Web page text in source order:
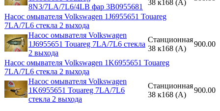
8N3/7LA/7L6/4LB фар 3B0955681
38 к168 (A)
Насос омывателя Volkswagen 1J6955651 Touareg
7LA/7L6 стекла 2 выхода
Насос омывателя Volkswagen
1J6955651 Touareg 7LA/7L6 стекла
2 выхода
Станционная
38 к168 (A)
900.00
Насос омывателя Volkswagen 1K6955651 Touareg
7LA/7L6 стекла 2 выхода
Насос омывателя Volkswagen
1K6955651 Touareg 7LA/7L6
стекла 2 выхода
Станционная
38 к168 (A)
900.00